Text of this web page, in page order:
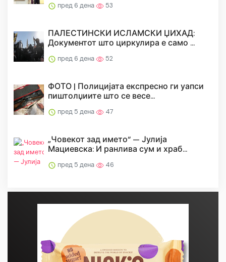
пред 6 дена 53
ПАЛЕСТИНСКИ ИСЛАМСКИ ЏИХАД:
Документот што циркулира е само ...
пред 6 дена 52
ФОТО | Полицијата експресно ги уапси
пиштолџиите што се весе...
пред 5 дена 47
„Човекот зад името“ — Јулија
Мациевска: И ранлива сум и храб...
пред 5 дена 46